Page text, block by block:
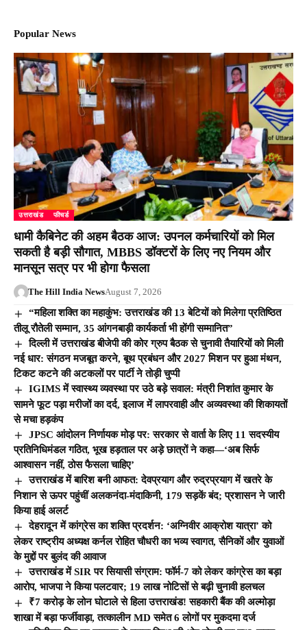
Popular News
उत्तराखंड फीचर्ड
धामी कैबिनेट की अहम बैठक आज: उपनल कर्मचारियों को मिल
सकती है बड़ी सौगात, MBBS डॉक्टरों के लिए नए नियम और
मानसून सत्र पर भी होगा फैसला
The Hill India NewsAugust 7, 2026
“महिला शक्ति का महाकुंभ: उत्तराखंड की 13 बेटियों को मिलेगा प्रतिष्ठित
तीलू रौतेली सम्मान, 35 आंगनबाड़ी कार्यकर्ता भी होंगी सम्मानित”
दिल्ली में उत्तराखंड बीजेपी की कोर ग्रुप बैठक से चुनावी तैयारियों को मिली
नई धार: संगठन मजबूत करने, बूथ प्रबंधन और 2027 मिशन पर हुआ मंथन,
टिकट कटने की अटकलों पर पार्टी ने तोड़ी चुप्पी
IGIMS में स्वास्थ्य व्यवस्था पर उठे बड़े सवाल: मंत्री निशांत कुमार के
सामने फूट पड़ा मरीजों का दर्द, इलाज में लापरवाही और अव्यवस्था की शिकायतों
से मचा हड़कंप
JPSC आंदोलन निर्णायक मोड़ पर: सरकार से वार्ता के लिए 11 सदस्यीय
प्रतिनिधिमंडल गठित, भूख हड़ताल पर अड़े छात्रों ने कहा—‘अब सिर्फ
आश्वासन नहीं, ठोस फैसला चाहिए’
उत्तराखंड में बारिश बनी आफत: देवप्रयाग और रुद्रप्रयाग में खतरे के
निशान से ऊपर पहुंचीं अलकनंदा-मंदाकिनी, 179 सड़कें बंद; प्रशासन ने जारी
किया हाई अलर्ट
देहरादून में कांग्रेस का शक्ति प्रदर्शन: ‘अग्निवीर आक्रोश यात्रा’ को
लेकर राष्ट्रीय अध्यक्ष कर्नल रोहित चौधरी का भव्य स्वागत, सैनिकों और युवाओं
के मुद्दों पर बुलंद की आवाज
उत्तराखंड में SIR पर सियासी संग्राम: फॉर्म-7 को लेकर कांग्रेस का बड़ा
आरोप, भाजपा ने किया पलटवार; 19 लाख नोटिसों से बढ़ी चुनावी हलचल
₹7 करोड़ के लोन घोटाले से हिला उत्तराखंड! सहकारी बैंक की अल्मोड़ा
शाखा में बड़ा फर्जीवाड़ा, तत्कालीन MD समेत 6 लोगों पर मुकदमा दर्ज